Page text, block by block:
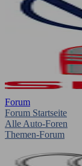
Forum
Forum Startseite
Alle Auto-Foren
Themen-Forum